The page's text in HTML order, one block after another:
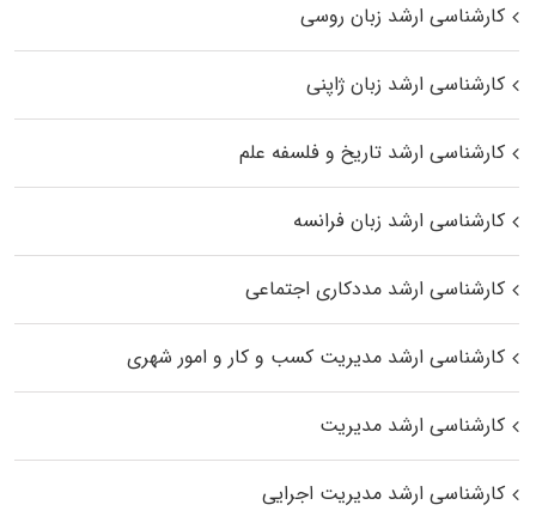
کارشناسی ارشد زبان روسی
کارشناسی ارشد زبان ژاپنی
کارشناسی ارشد تاریخ و فلسفه علم
کارشناسی ارشد زبان فرانسه
کارشناسی ارشد مددکاری اجتماعی
کارشناسی ارشد مدیریت کسب و کار و امور شهری
کارشناسی ارشد مدیریت
کارشناسی ارشد مدیریت اجرایی